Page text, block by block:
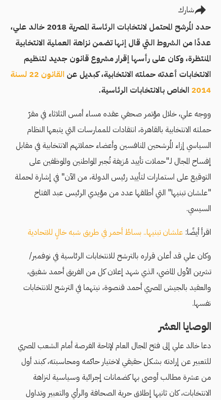
شارك
حدد المُرشح المحتمل لانتخابات الرئاسة المصرية 2018 خالد علي،
عددًا من الشروط التي قال إنها تضمن نزاهة العملية الانتخابية
المنتظرة، وكان على رأسها إقرار مشروع قانون جديد لتنظيم
الانتخابات أعدته حملته الانتخابية، كبديل عن
القانون 22 لسنة
2014 الخاص بالانتخابات الرئاسية.
ووجه علي، خلال مؤتمر صحفي عقده مساء أمس الثلاثاء في مقرّ
حملته الانتخابية بالقاهرة، انتقادات للممارسات التي يتبعها النظام
السياسي إزاء المُرشحين المنافسين وأعضاء حملاتهم الانتخابية في مقابل
إفساح المجال لـ"حملات تأييد مُزيفة تُجبر المواطنين والموظفين على
التوقيع على استمارات لتأييد رئيس الدولة، من الآن" في إشارة لحملة
"علشان تبنيها" التي أطلقها عدد من مؤيدي الرئيس عبد الفتاح
السيسي.
اقرأ أيضًا: علشان تبنيها.. بساطُ أحمر في طريق شبه خالٍ للاتحادية
وكان علي قد أعلن قراره بالترشح للانتخابات الرئاسية في نوفمبر/
تشرين الأول الماضي، الذي شهد إعلان كل من الفريق أحمد شفيق،
والعقيد بالجيش المصري أحمد قنصوة، نيتهما في الترشح للانتخابات
نفسها.
الوصايا العشر
دعا خالد علي إلى فتح المجال العام لإتاحة الفرصة أمام الشعب المصري
للتعبير عن إرادته بشكل حقيقي لاختيار حاكمه ومحاسبته، كبند أول
من عشرة مطالب أوصى بها كضمانات إجرائية وسياسية لنزاهة
الانتخابات، كان ثانيها إطلاق حرية الصحافة والرأي والتعبير وتداول